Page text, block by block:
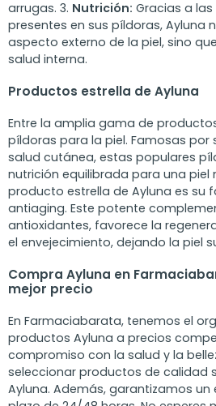
arrugas. 3. Nutrición: Gracias a
presentes en sus píldoras, Ayluna
aspecto externo de la piel, sino
salud interna.
Productos estrella de Ayluna
Entre la amplia gama de
píldoras para la piel. Famosas por
salud cutánea, estas populares
nutrición equilibrada para una piel
producto estrella de Ayluna es su
antiaging. Este potente
antioxidantes, favorece la
el envejecimiento, dejando la piel
Compra Ayluna en
mejor precio
En Farmaciabarata, tenemos el
productos Ayluna a precios
compromiso con la salud y la
seleccionar productos de calidad
Ayluna. Además, garantizamos un